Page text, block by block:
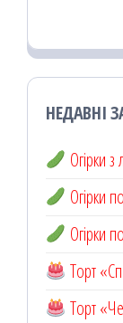
НЕДАВНІ
Огірки
Огірки
Огірки
Торт
Торт